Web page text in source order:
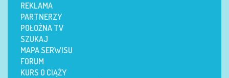
REKLAMA
PARTNERZY
POŁOŻNA TV
SZUKAJ
MAPA SERWISU
FORUM
KURS O CIĄŻY